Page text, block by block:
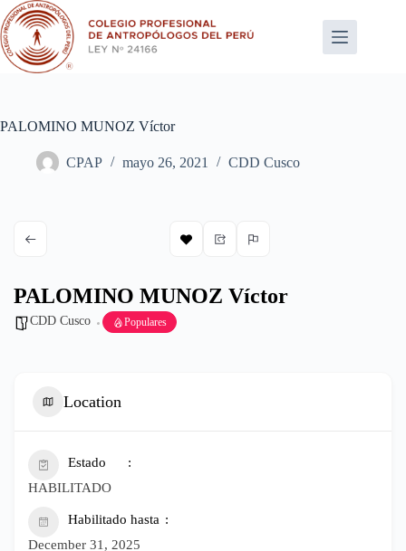
Saltar
al
contenido
PALOMINO MUNOZ Víctor
CPAP mayo 26, 2021 CDD Cusco
PALOMINO MUNOZ Víctor
CDD Cusco Populares
Location
Estado
HABILITADO
Habilitado hasta
December 31, 2025